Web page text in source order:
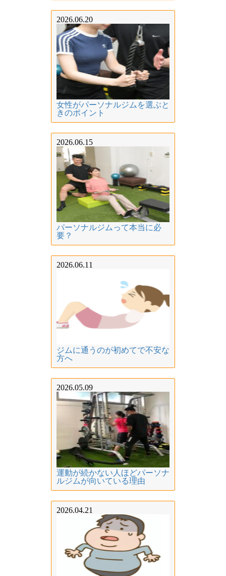
2026.06.20
女性がパーソナルジムを選ぶと
きのポイント
2026.06.15
パーソナルジムって本当に必
要？
2026.06.11
ジムに通うのが初めてで不安な
方へ
2026.05.09
運動が続かない人ほどパーソナ
ルジムが向いている理由
2026.04.21